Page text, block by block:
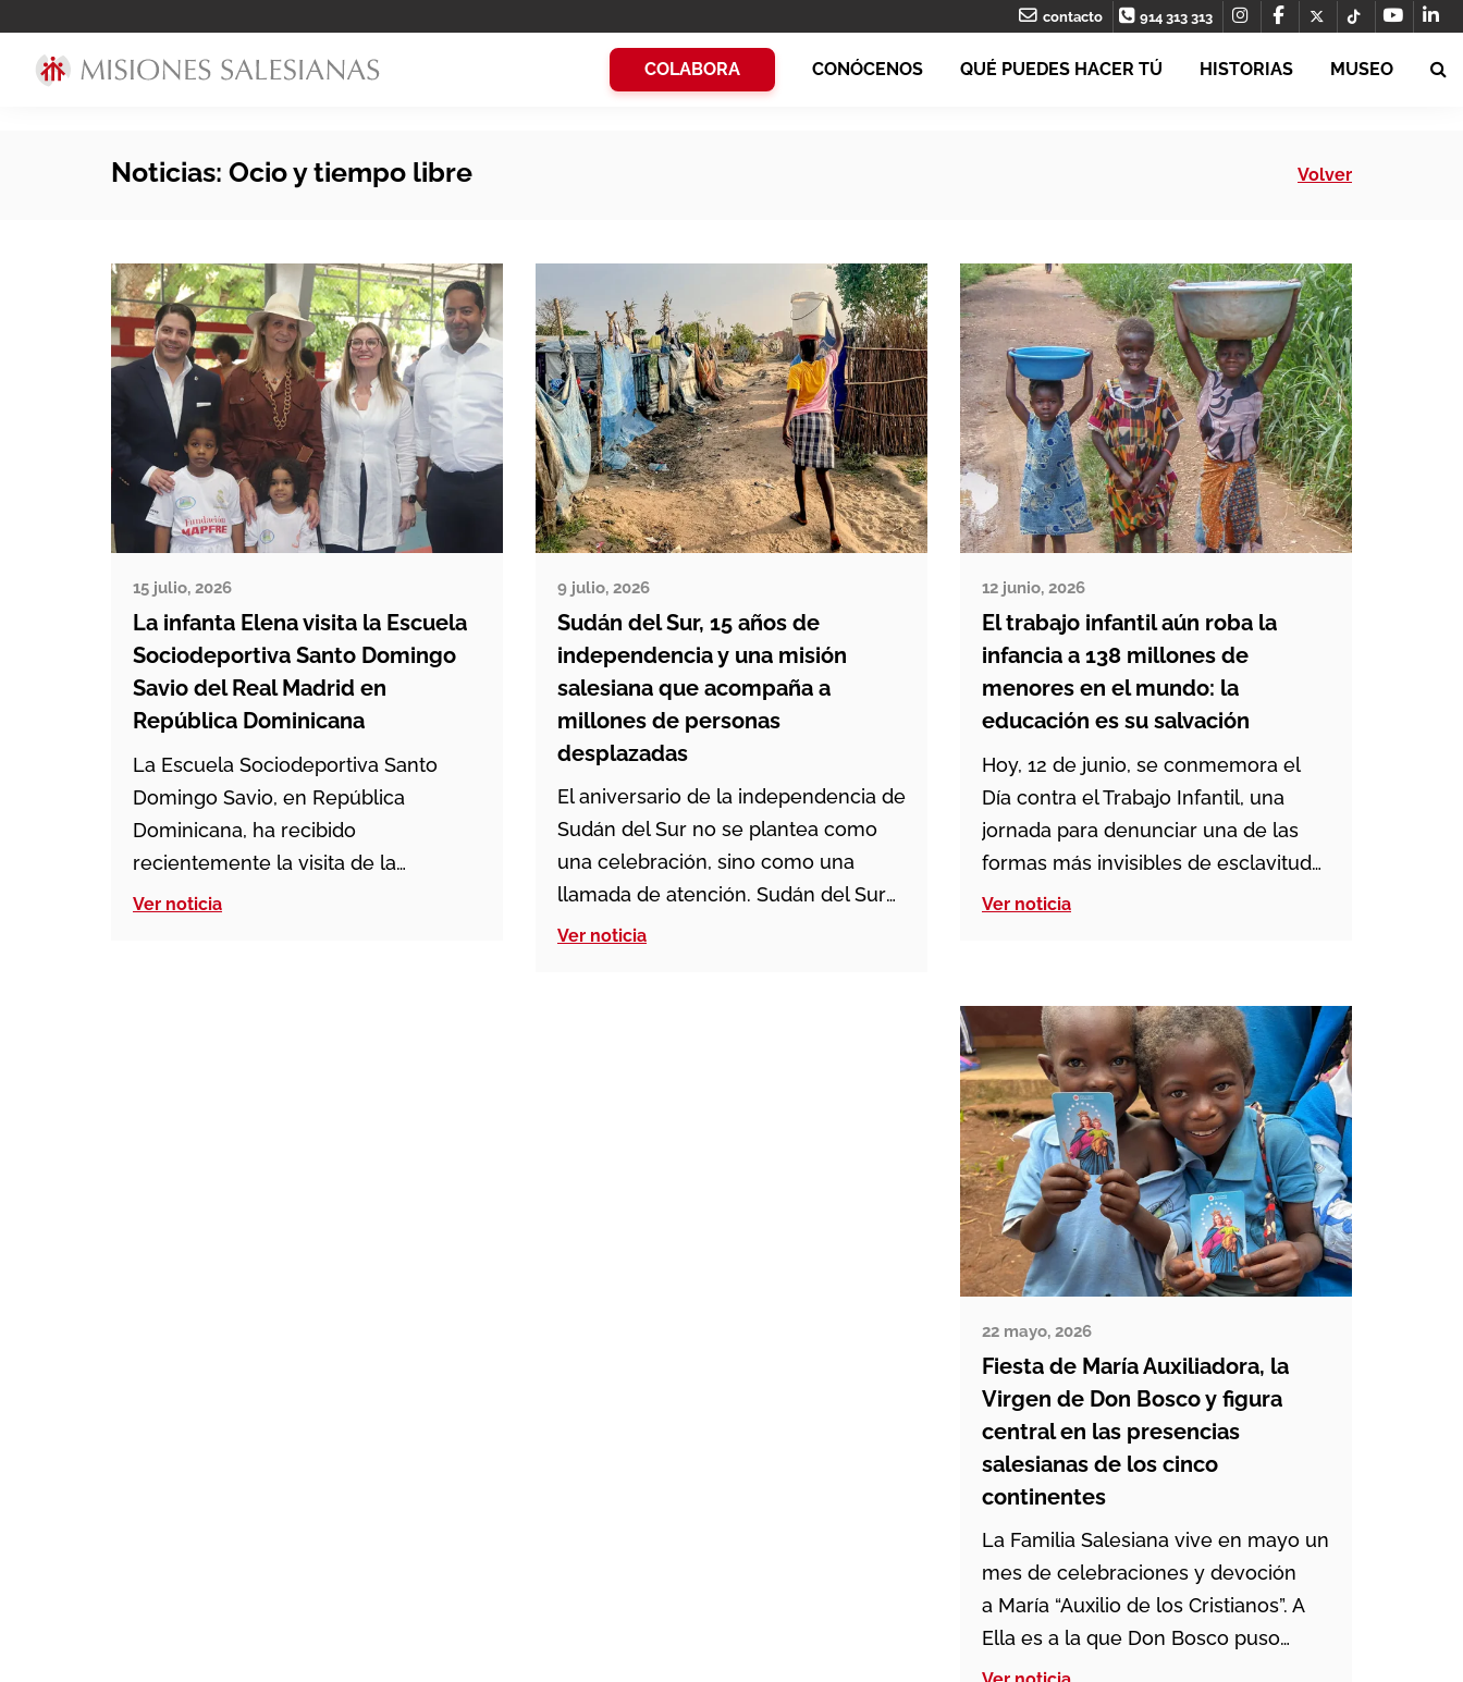
contacto 914 313 313
COLABORA CONÓCENOS QUÉ PUEDES HACER TÚ HISTORIAS MUSEO
Volver
Noticias: Ocio y tiempo libre
15 julio, 2026
La infanta Elena visita la Escuela
Sociodeportiva Santo Domingo
Savio del Real Madrid en
República Dominicana
La Escuela Sociodeportiva Santo
Domingo Savio, en República
Dominicana, ha recibido
recientemente la visita de la
Fundación Mapfre, encabezada por
Ver noticia
9 julio, 2026
Sudán del Sur, 15 años de
independencia y una misión
salesiana que acompaña a
millones de personas
desplazadas
El aniversario de la independencia de
Sudán del Sur no se plantea como
una celebración, sino como una
llamada de atención. Sudán del Sur
nació como estado independiente el
Ver noticia
12 junio, 2026
El trabajo infantil aún roba la
infancia a 138 millones de
menores en el mundo: la
educación es su salvación
Hoy, 12 de junio, se conmemora el
Día contra el Trabajo Infantil, una
jornada para denunciar una de las
formas más invisibles de esclavitud
del siglo XXI. En los últimos años se
menores siguen trabajando en el
mundo y […]
Ver noticia
22 mayo, 2026
Fiesta de María Auxiliadora, la
Virgen de Don Bosco y figura
central en las presencias
salesianas de los cinco
continentes
La Familia Salesiana vive en mayo un
mes de celebraciones y devoción
a María “Auxilio de los Cristianos”. A
Ella es a la que Don Bosco puso
desde el principio en el centro de su